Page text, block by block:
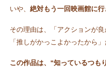
いや、 絶対もう一回映画館に行
その理由は、「アクションが
「推しがかっこよかったから
この作品は、“知っているつも